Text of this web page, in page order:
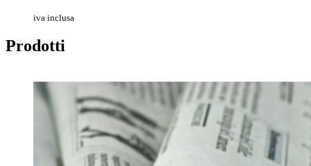
iva inclusa
Prodotti